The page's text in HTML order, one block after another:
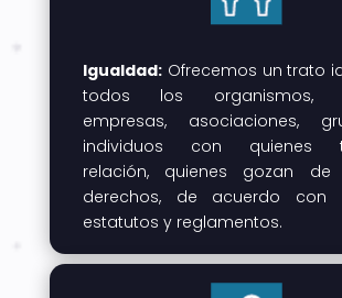
Igualdad:Ofrecemos un trato
todos los organismos,
empresas, asociaciones,
individuos con quienes
relación, quienes gozan de
derechos, de acuerdo con
estatutos y reglamentos.